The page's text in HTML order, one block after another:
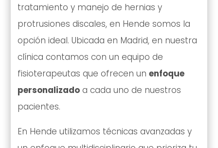
tratamiento y manejo de hernias y
protrusiones discales, en Hende somos la
opción ideal. Ubicada en Madrid, en nuestra
clínica contamos con un equipo de
fisioterapeutas que ofrecen un enfoque
personalizadoa cada uno de nuestros
pacientes.
En Hende utilizamos técnicas avanzadas y